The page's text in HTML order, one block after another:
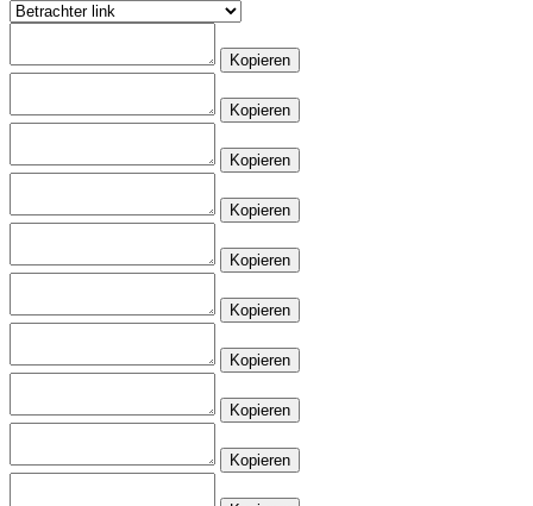
Kopieren
Kopieren
Kopieren
Kopieren
Kopieren
Kopieren
Kopieren
Kopieren
Kopieren